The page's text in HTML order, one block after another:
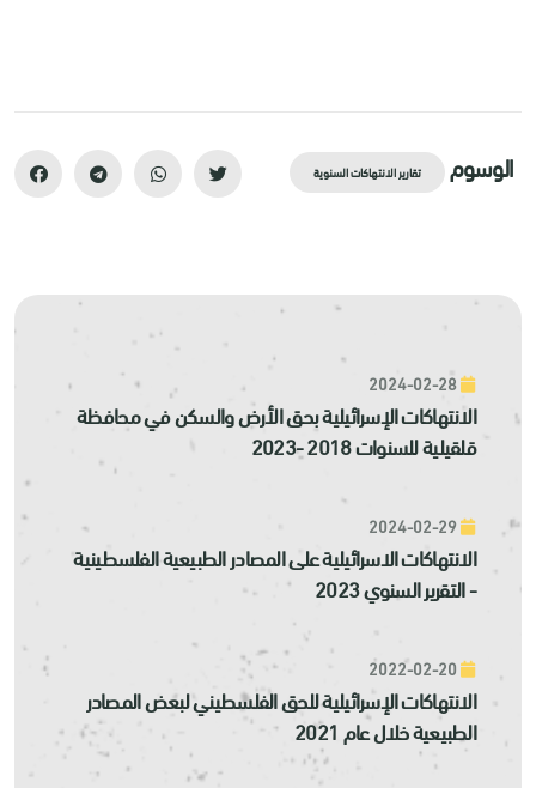
الوسوم تقارير الانتهاكات السنوية
الانتهاكات الإسرائيلية بحق الأرض والسكن في محافظة
قلقيلية للسنوات 2018 -2023
الانتهاكات الاسرائيلية على المصادر الطبيعية الفلسطينية
- التقرير السنوي 2023
الانتهاكات الإسرائيلية للحق الفلسطيني لبعض المصادر
الطبيعية خلال عام 2021